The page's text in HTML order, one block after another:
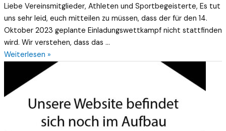
Liebe Vereinsmitglieder, Athleten und Sportbegeisterte, Es tut
uns sehr leid, euch mitteilen zu müssen, dass der für den 14.
Oktober 2023 geplante Einladungswettkampf nicht stattfinden
wird. Wir verstehen, dass das …
Weiterlesen »
unserer
Website!